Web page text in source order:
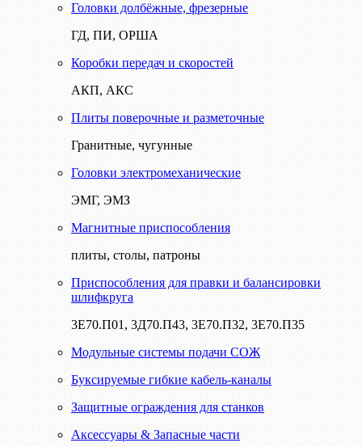
Головки долбёжные, фрезерные
ГД, ПИ, ОРША
Коробки передач и скоростей
АКП, АКС
Плиты поверочные и разметочные
Гранитные, чугунные
Головки электромеханические
ЭМГ, ЭМЗ
Магнитные приспособления
плиты, столы, патроны
Приспособления для правки и балансировки
шлифкруга
3Е70.П01, 3Д70.П43, 3Е70.П32, 3Е70.П35
Модульные системы подачи СОЖ
Буксируемые гибкие кабель-каналы
Защитные ограждения для станков
Аксессуары & Запасные части